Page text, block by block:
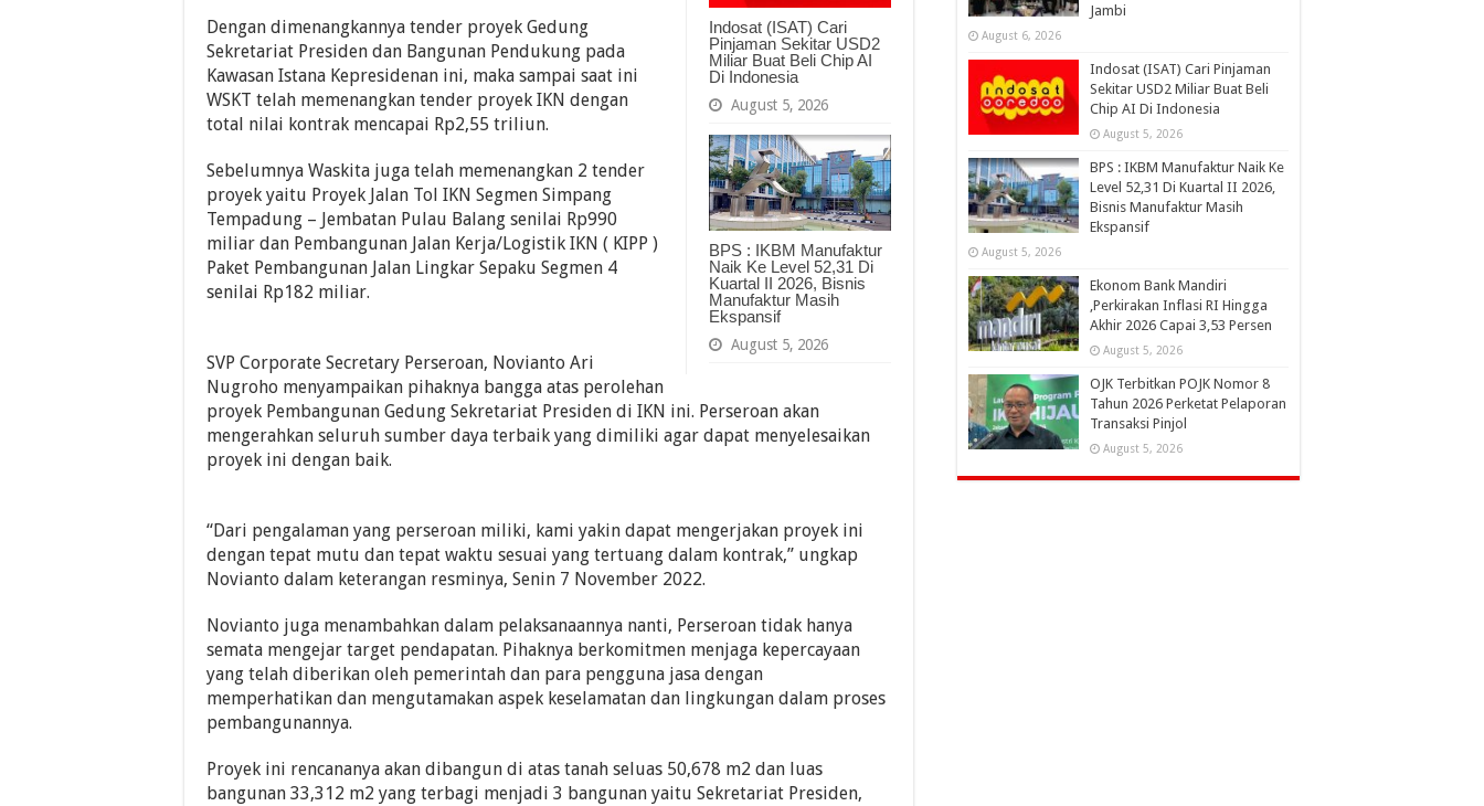
Indosat (ISAT) Cari
Pinjaman Sekitar USD2
Miliar Buat Beli Chip AI
Di Indonesia
August 5, 2026
BPS : IKBM Manufaktur
Naik Ke Level 52,31 Di
Kuartal II 2026, Bisnis
Manufaktur Masih
Ekspansif
August 5, 2026
Dengan dimenangkannya tender proyek Gedung
Sekretariat Presiden dan Bangunan Pendukung pada
Kawasan Istana Kepresidenan ini, maka sampai saat ini
WSKT telah memenangkan tender proyek IKN dengan
total nilai kontrak mencapai Rp2,55 triliun.
Sebelumnya Waskita juga telah memenangkan 2 tender
proyek yaitu Proyek Jalan Tol IKN Segmen Simpang
Tempadung – Jembatan Pulau Balang senilai Rp990
miliar dan Pembangunan Jalan Kerja/Logistik IKN ( KIPP )
Paket Pembangunan Jalan Lingkar Sepaku Segmen 4
senilai Rp182 miliar.
SVP Corporate Secretary Perseroan, Novianto Ari
Nugroho menyampaikan pihaknya bangga atas perolehan
proyek Pembangunan Gedung Sekretariat Presiden di IKN ini. Perseroan akan
mengerahkan seluruh sumber daya terbaik yang dimiliki agar dapat menyelesaikan
proyek ini dengan baik.
“Dari pengalaman yang perseroan miliki, kami yakin dapat mengerjakan proyek ini
dengan tepat mutu dan tepat waktu sesuai yang tertuang dalam kontrak,” ungkap
Novianto dalam keterangan resminya, Senin 7 November 2022.
Novianto juga menambahkan dalam pelaksanaannya nanti, Perseroan tidak hanya
semata mengejar target pendapatan. Pihaknya berkomitmen menjaga kepercayaan
yang telah diberikan oleh pemerintah dan para pengguna jasa dengan
memperhatikan dan mengutamakan aspek keselamatan dan lingkungan dalam proses
pembangunannya.
Proyek ini rencananya akan dibangun di atas tanah seluas 50,678 m2 dan luas
bangunan 33,312 m2 yang terbagi menjadi 3 bangunan yaitu Sekretariat Presiden,
Jambi
August 6, 2026
Indosat (ISAT) Cari Pinjaman
Sekitar USD2 Miliar Buat Beli
Chip AI Di Indonesia
August 5, 2026
BPS : IKBM Manufaktur Naik Ke
Level 52,31 Di Kuartal II 2026,
Bisnis Manufaktur Masih
Ekspansif
August 5, 2026
Ekonom Bank Mandiri
,Perkirakan Inflasi RI Hingga
Akhir 2026 Capai 3,53 Persen
August 5, 2026
OJK Terbitkan POJK Nomor 8
Tahun 2026 Perketat Pelaporan
Transaksi Pinjol
August 5, 2026